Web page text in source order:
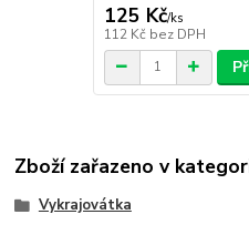
125 Kč/ks
112 Kč bez DPH
Zboží zařazeno v
Vykrajovátka